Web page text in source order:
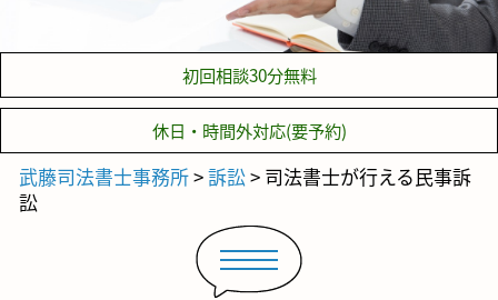
初回相談30分無料
休日・時間外対応(要予約)
武藤司法書士事務所>訴訟> 司法書士が行える民事訴
訟